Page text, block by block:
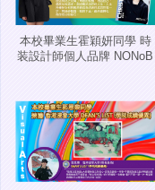
本校畢業生霍穎妍同學 時
装設計師個人品牌 NONoB
揚威世界舞台：張沛松